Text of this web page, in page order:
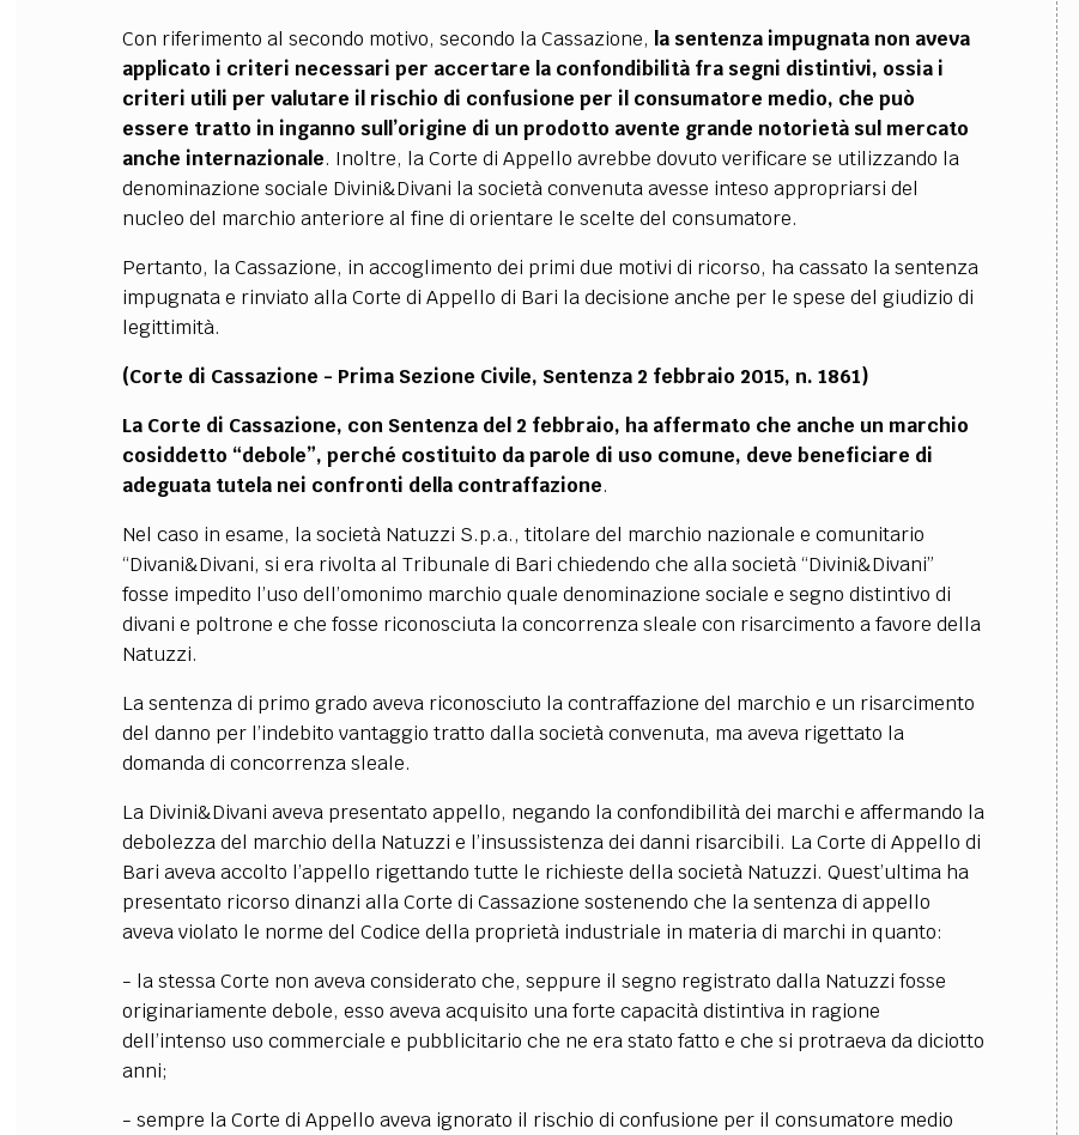
Con riferimento al secondo motivo, secondo la Cassazione, la sentenza impugnata non aveva
applicato i criteri necessari per accertare la confondibilità fra segni distintivi, ossia i
criteri utili per valutare il rischio di confusione per il consumatore medio, che può
essere tratto in inganno sull’origine di un prodotto avente grande notorietà sul mercato
anche internazionale. Inoltre, la Corte di Appello avrebbe dovuto verificare se utilizzando la
denominazione sociale Divini&Divani la società convenuta avesse inteso appropriarsi del
nucleo del marchio anteriore al fine di orientare le scelte del consumatore.
Pertanto, la Cassazione, in accoglimento dei primi due motivi di ricorso, ha cassato la sentenza
impugnata e rinviato alla Corte di Appello di Bari la decisione anche per le spese del giudizio di
legittimità.
(Corte di Cassazione - Prima Sezione Civile, Sentenza 2 febbraio 2015, n. 1861)
La Corte di Cassazione, con Sentenza del 2 febbraio, ha affermato che anche un marchio
cosiddetto “debole”, perché costituito da parole di uso comune, deve beneficiare di
adeguata tutela nei confronti della contraffazione.
Nel caso in esame, la società Natuzzi S.p.a., titolare del marchio nazionale e comunitario
“Divani&Divani, si era rivolta al Tribunale di Bari chiedendo che alla società “Divini&Divani”
fosse impedito l’uso dell’omonimo marchio quale denominazione sociale e segno distintivo di
divani e poltrone e che fosse riconosciuta la concorrenza sleale con risarcimento a favore della
Natuzzi.
La sentenza di primo grado aveva riconosciuto la contraffazione del marchio e un risarcimento
del danno per l’indebito vantaggio tratto dalla società convenuta, ma aveva rigettato la
domanda di concorrenza sleale.
La Divini&Divani aveva presentato appello, negando la confondibilità dei marchi e affermando la
debolezza del marchio della Natuzzi e l’insussistenza dei danni risarcibili. La Corte di Appello di
Bari aveva accolto l’appello rigettando tutte le richieste della società Natuzzi. Quest’ultima ha
presentato ricorso dinanzi alla Corte di Cassazione sostenendo che la sentenza di appello
aveva violato le norme del Codice della proprietà industriale in materia di marchi in quanto:
- la stessa Corte non aveva considerato che, seppure il segno registrato dalla Natuzzi fosse
originariamente debole, esso aveva acquisito una forte capacità distintiva in ragione
dell’intenso uso commerciale e pubblicitario che ne era stato fatto e che si protraeva da diciotto
anni;
- sempre la Corte di Appello aveva ignorato il rischio di confusione per il consumatore medio